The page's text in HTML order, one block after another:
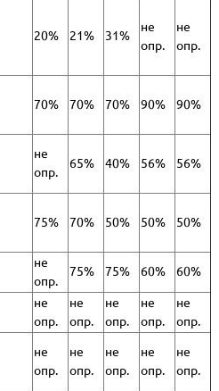
20% 21% 31%
не
опр.
не
опр.
70% 70% 70% 90% 90%
не
опр.
65% 40% 56% 56%
75% 70% 50% 50% 50%
не
опр.
75% 75% 60% 60%
не
опр.
не
опр.
не
опр.
не
опр.
не
опр.
не
опр.
не
опр.
не
опр.
не
опр.
не
опр.